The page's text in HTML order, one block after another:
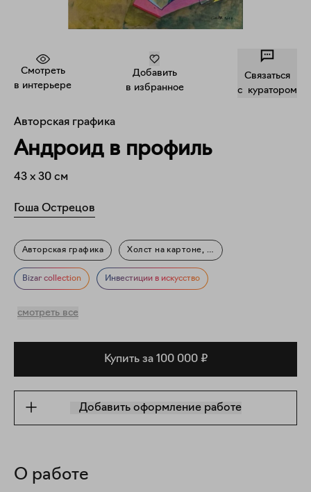
Смотреть
в интерьере
Добавить
в избранное
Связаться
c куратором
Авторская графика
Андроид в профиль
43 x 30 см
Гоша Острецов
Авторская графика Холст на картоне, акрил
Фигуративное искусство Мифология Портрет
Bizar collection Инвестиции в искусство
смотреть все
Купить за 100 000 ₽
Добавить оформление работе
О работе